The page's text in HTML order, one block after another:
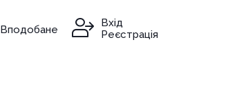
Вподобане
Вхід
Реєстрація